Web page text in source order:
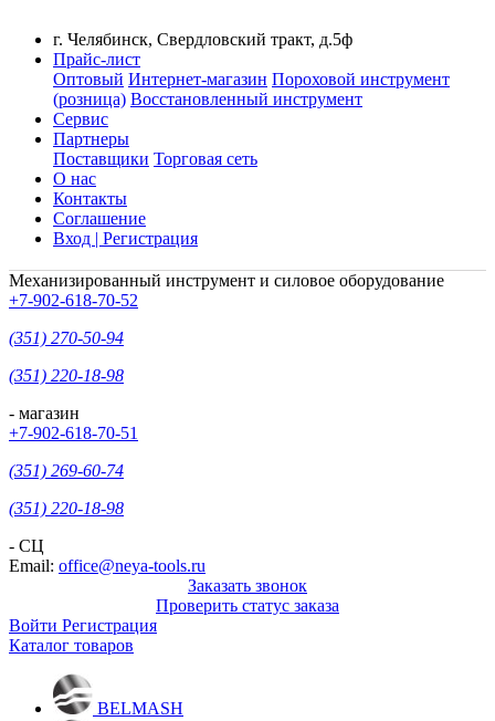
г. Челябинск, Свердловский тракт, д.5ф
Прайс-лист
Оптовый Интернет-магазин Пороховой инструмент
(розница) Восстановленный инструмент
Сервис
Партнеры
Поставщики Торговая сеть
О нас
Контакты
Соглашение
Вход | Регистрация
Механизированный инструмент и силовое оборудование
+7-902-618-70-52
(351) 270-50-94
(351) 220-18-98
- магазин
+7-902-618-70-51
(351) 269-60-74
(351) 220-18-98
- СЦ
Email: office@neya-tools.ru
Заказать звонок
Проверить статус заказа
Войти Регистрация
Каталог товаров
BELMASH